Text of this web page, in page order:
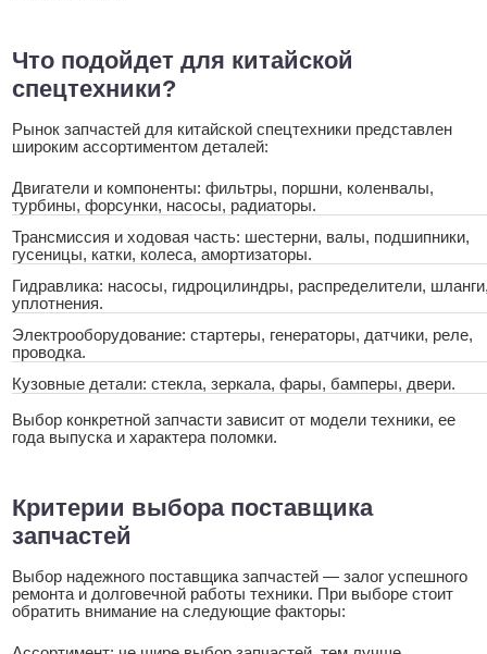
Что подойдет для китайской
спецтехники?
Рынок запчастей для китайской спецтехники представлен
широким ассортиментом деталей:
Двигатели и компоненты: фильтры, поршни, коленвалы,
турбины, форсунки, насосы, радиаторы.
Трансмиссия и ходовая часть: шестерни, валы, подшипники,
гусеницы, катки, колеса, амортизаторы.
Гидравлика: насосы, гидроцилиндры, распределители,
уплотнения.
Электрооборудование: стартеры, генераторы, датчики, реле,
проводка.
Кузовные детали: стекла, зеркала, фары, бамперы, двери.
Выбор конкретной запчасти зависит от модели техники, ее
года выпуска и характера поломки.
Критерии выбора поставщика
запчастей
Выбор надежного поставщика запчастей — залог успешного
ремонта и долговечной работы техники. При выборе стоит
обратить внимание на следующие факторы: